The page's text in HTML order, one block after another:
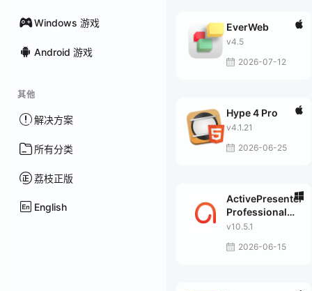
Windows 游戏
Android 游戏
其他
解决方案
所有分类
荔枝正版
English
EverWeb
v4.5
2026-07-12
Hype 4 Pro
v4.1.21
2026-06-25
ActivePresenter
Professional
Edition
v10.5.1
2026-06-15